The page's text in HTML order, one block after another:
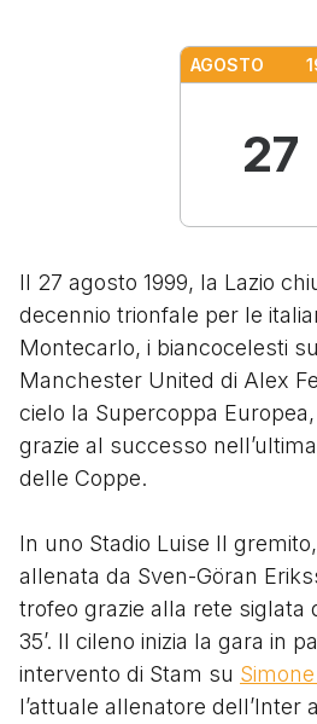
AGOSTO
27
Il 27 agosto 1999, la Lazio
decennio trionfale per le
Montecarlo, i biancocelesti
Manchester United di Alex
cielo la Supercoppa
grazie al successo
delle Coppe.
In uno Stadio Luise II
allenata da Sven-Göran
trofeo grazie alla rete siglata
35’. Il cileno inizia la gara in
intervento di Stam su
l’attuale allenatore dell’Inter